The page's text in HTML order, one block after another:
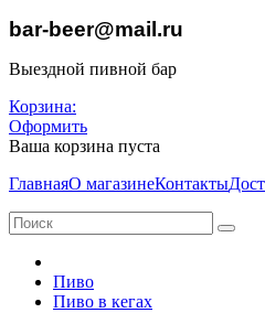
bar-beer@mail.ru
Выездной пивной бар
Корзина:
Оформить
Ваша корзина пуста
ГлавнаяО магазинеКонтакты
Пиво
Пиво в кегах